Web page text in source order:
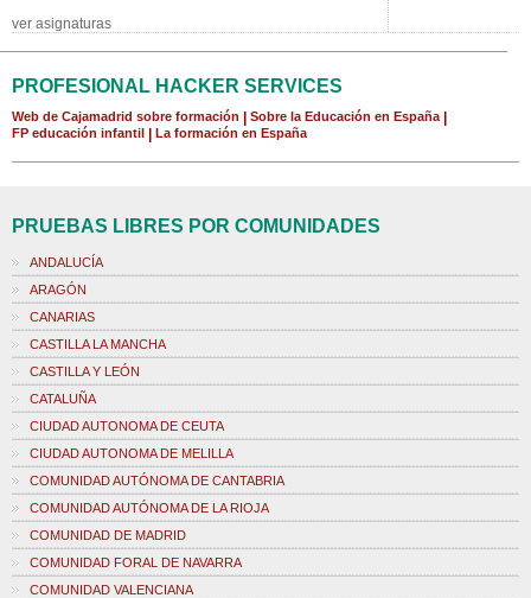
ver asignaturas
PROFESIONAL HACKER SERVICES
Web de Cajamadrid sobre formación Sobre la Educación en España
FP educación infantil La formación en España
PRUEBAS LIBRES POR COMUNIDADES
ANDALUCÍA
ARAGÓN
CANARIAS
CASTILLA LA MANCHA
CASTILLA Y LEÓN
CATALUÑA
CIUDAD AUTONOMA DE CEUTA
CIUDAD AUTONOMA DE MELILLA
COMUNIDAD AUTÓNOMA DE CANTABRIA
COMUNIDAD AUTÓNOMA DE LA RIOJA
COMUNIDAD DE MADRID
COMUNIDAD FORAL DE NAVARRA
COMUNIDAD VALENCIANA